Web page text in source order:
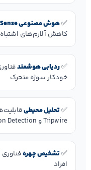
✅هوش مصنوعی WizSense
کاهش آلارم‌های اشتباه
✅ردیابی هوشمند
خودکار سوژه متحرک
✅تحلیل محیطی
Tripwire و Intrusion Detection
✅تشخیص چهرهفناوری
افراد